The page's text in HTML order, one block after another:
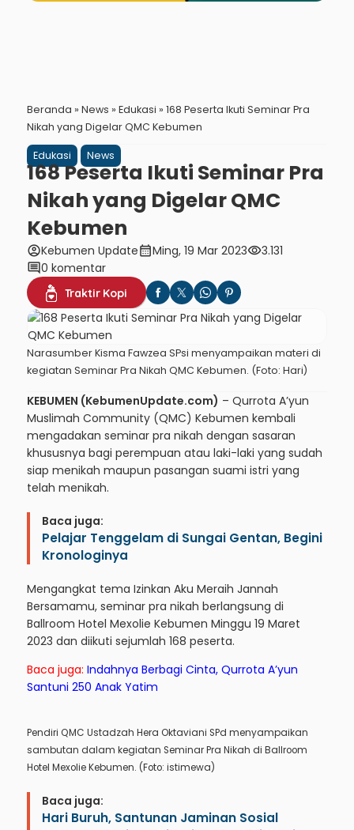
Beranda » News » Edukasi » 168 Peserta Ikuti Seminar Pra
Nikah yang Digelar QMC Kebumen
Edukasi News
168 Peserta Ikuti Seminar Pra
Nikah yang Digelar QMC
Kebumen
account_circleKebumen Updatecalendar_monthMing, 19 Mar 2023visibility3.131
comment0 komentar
Traktir Kopi
Narasumber Kisma Fawzea SPsi menyampaikan materi di
kegiatan Seminar Pra Nikah QMC Kebumen. (Foto: Hari)
KEBUMEN (KebumenUpdate.com) – Qurrota A’yun
Muslimah Community (QMC) Kebumen kembali
mengadakan seminar pra nikah dengan sasaran
khususnya bagi perempuan atau laki-laki yang sudah
siap menikah maupun pasangan suami istri yang
telah menikah.
Baca juga:
Pelajar Tenggelam di Sungai Gentan, Begini
Kronologinya
Mengangkat tema Izinkan Aku Meraih Jannah
Bersamamu, seminar pra nikah berlangsung di
Ballroom Hotel Mexolie Kebumen Minggu 19 Maret
2023 dan diikuti sejumlah 168 peserta.
Baca juga: Indahnya Berbagi Cinta, Qurrota A’yun
Santuni 250 Anak Yatim
Pendiri QMC Ustadzah Hera Oktaviani SPd menyampaikan
sambutan dalam kegiatan Seminar Pra Nikah di Ballroom
Hotel Mexolie Kebumen. (Foto: istimewa)
Baca juga:
Hari Buruh, Santunan Jaminan Sosial